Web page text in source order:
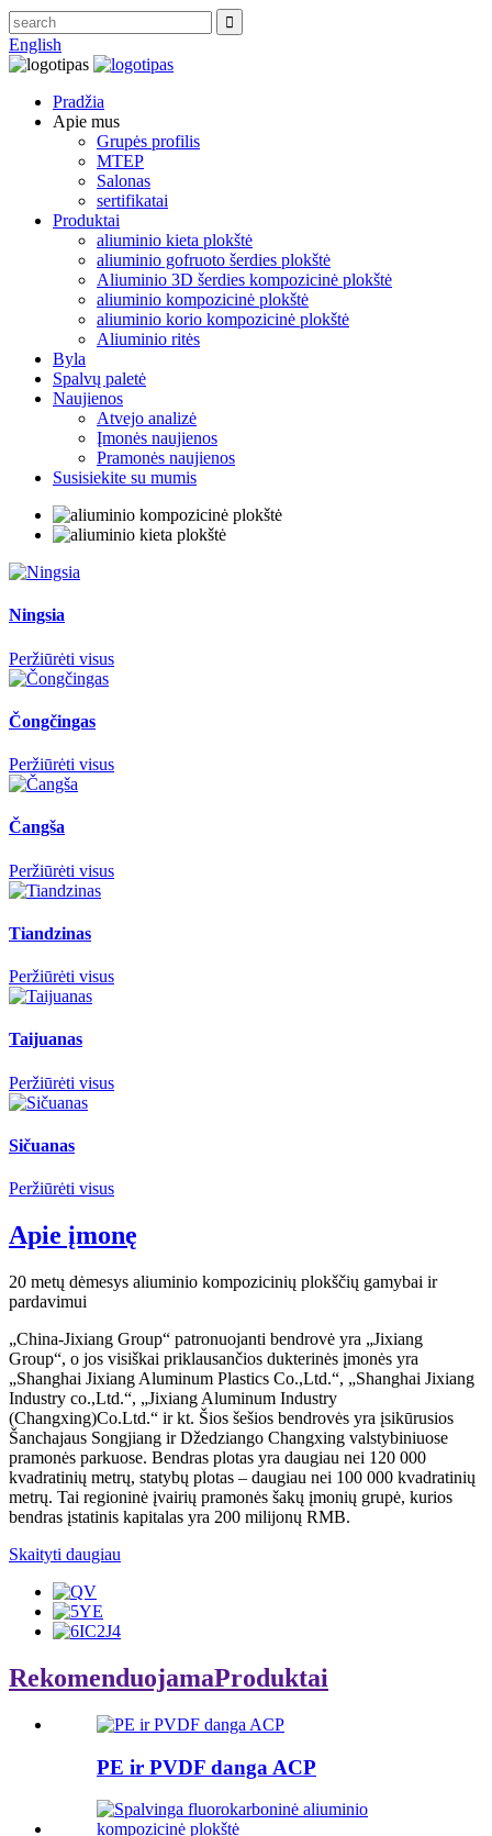
English
Pradžia
Apie mus
Grupės profilis
MTEP
Salonas
sertifikatai
Produktai
aliuminio kieta plokštė
aliuminio gofruoto šerdies plokštė
Aliuminio 3D šerdies kompozicinė plokštė
aliuminio kompozicinė plokštė
aliuminio korio kompozicinė plokštė
Aliuminio ritės
Byla
Spalvų paletė
Naujienos
Atvejo analizė
Įmonės naujienos
Pramonės naujienos
Susisiekite su mumis
Ningsia
Peržiūrėti visus
Čongčingas
Peržiūrėti visus
Čangša
Peržiūrėti visus
Tiandzinas
Peržiūrėti visus
Taijuanas
Peržiūrėti visus
Sičuanas
Peržiūrėti visus
Apie įmonę
20 metų dėmesys aliuminio kompozicinių plokščių gamybai ir
pardavimui
„China-Jixiang Group“ patronuojanti bendrovė yra „Jixiang
Group“, o jos visiškai priklausančios dukterinės įmonės yra
„Shanghai Jixiang Aluminum Plastics Co.,Ltd.“, „Shanghai Jixiang
Industry co.,Ltd.“, „Jixiang Aluminum Industry
(Changxing)Co.Ltd.“ ir kt. Šios šešios bendrovės yra įsikūrusios
Šanchajaus Songjiang ir Džedziango Changxing valstybiniuose
pramonės parkuose. Bendras plotas yra daugiau nei 120 000
kvadratinių metrų, statybų plotas – daugiau nei 100 000 kvadratinių
metrų. Tai regioninė įvairių pramonės šakų įmonių grupė, kurios
bendras įstatinis kapitalas yra 200 milijonų RMB.
Skaityti daugiau
RekomenduojamaProduktai
PE ir PVDF danga ACP